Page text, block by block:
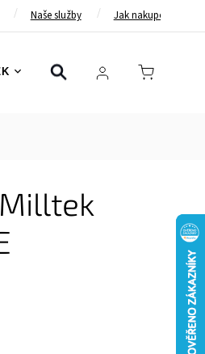
Naše služby Jak nakupovat
Bezpečnostní rámy